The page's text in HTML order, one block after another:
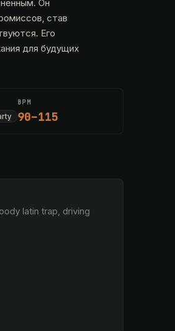
Он
став
Его
для будущих
BPM
90–115